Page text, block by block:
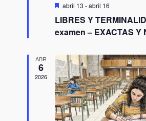
Destacado
abril 13 -abril 16
LIBRES Y
examen – EXACTAS Y
ABR
6
2026